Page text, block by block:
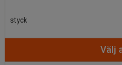
styck
Välj